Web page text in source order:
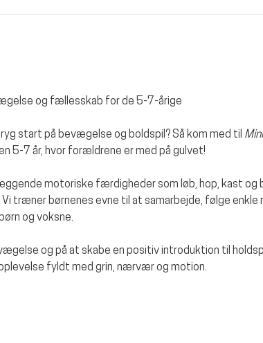
og fællesskab for de 5-7-årige
start på bevægelse og boldspil? Så kom med til
5-7 år, hvor forældrene er med på gulvet!
motoriske færdigheder som løb, hop, kast og
træner børnenes evne til at samarbejde, følge enkle
og voksne.
og på at skabe en positiv introduktion til
fyldt med grin, nærvær og motion.